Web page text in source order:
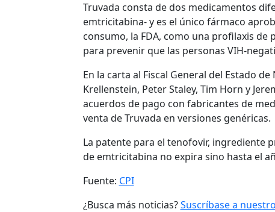
Truvada consta de dos medicamentos
emtricitabina- y es el único fármaco
consumo, la FDA, como una profilaxis de
para prevenir que las personas VIH-
En la carta al Fiscal General del Estado
Krellenstein, Peter Staley, Tim Horn y
acuerdos de pago con fabricantes de
venta de Truvada en versiones genéricas.
La patente para el tenofovir, ingrediente
de emtricitabina no expira sino hasta el
Fuente: CPI
¿Busca más noticias?Suscríbase a